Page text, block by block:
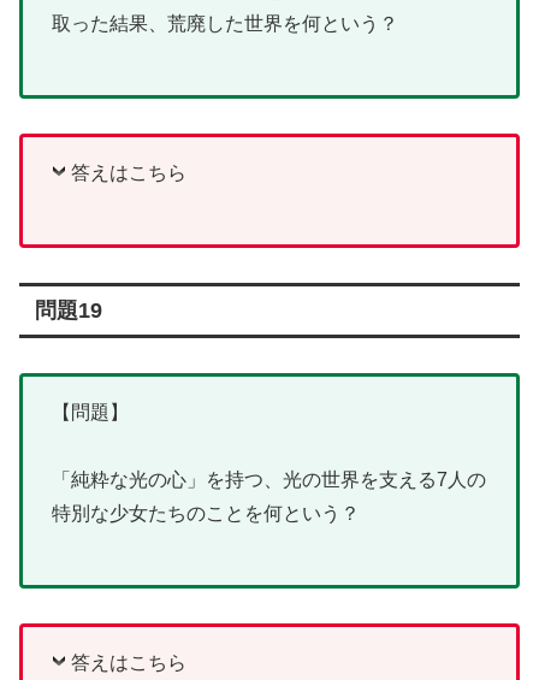
取った結果、荒廃した世界を何という？
答えはこちら
問題19
【問題】
「純粋な光の心」を持つ、光の世界を支える7人の
特別な少女たちのことを何という？
答えはこちら